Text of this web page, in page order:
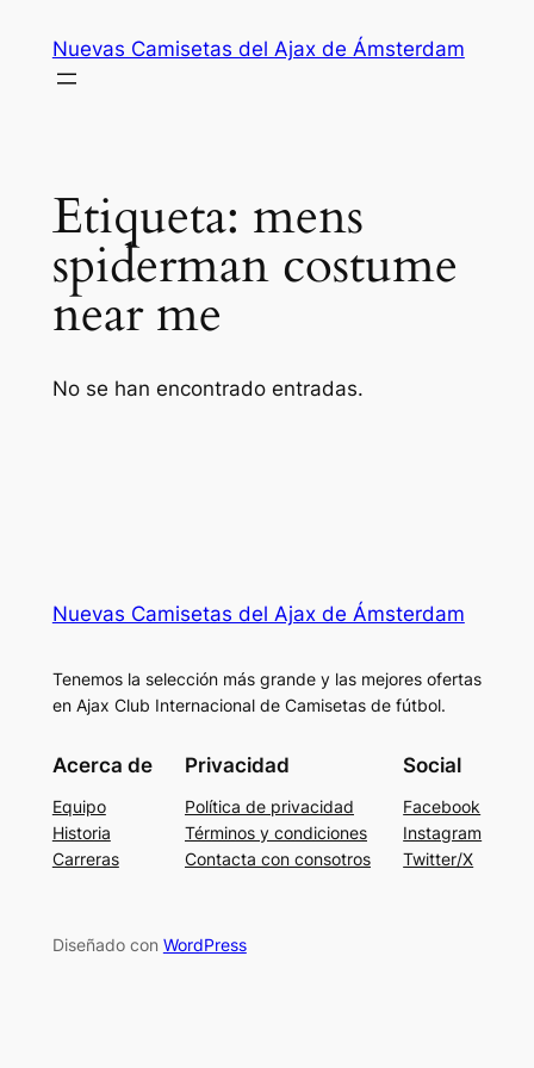
contenido
Nuevas Camisetas del Ajax de Ámsterdam
Etiqueta: mens
spiderman costume
near me
No se han encontrado entradas.
Nuevas Camisetas del Ajax de Ámsterdam
Tenemos la selección más grande y las mejores ofertas
en Ajax Club Internacional de Camisetas de fútbol.
Acerca de
Equipo
Historia
Carreras
Privacidad
Política de privacidad
Términos y condiciones
Contacta con consotros
Social
Facebook
Instagram
Twitter/X
Diseñado con WordPress